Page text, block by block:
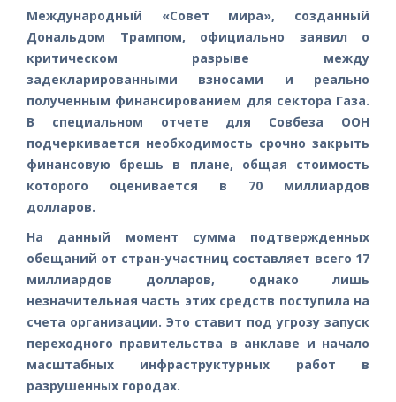
Международный «Совет мира», созданный
Дональдом Трампом, официально заявил о
критическом разрыве между
задекларированными взносами и реально
полученным финансированием для сектора Газа.
В специальном отчете для Совбеза ООН
подчеркивается необходимость срочно закрыть
финансовую брешь в плане, общая стоимость
которого оценивается в 70 миллиардов
долларов.
На данный момент сумма подтвержденных
обещаний от стран-участниц составляет всего 17
миллиардов долларов, однако лишь
незначительная часть этих средств поступила на
счета организации. Это ставит под угрозу запуск
переходного правительства в анклаве и начало
масштабных инфраструктурных работ в
разрушенных городах.